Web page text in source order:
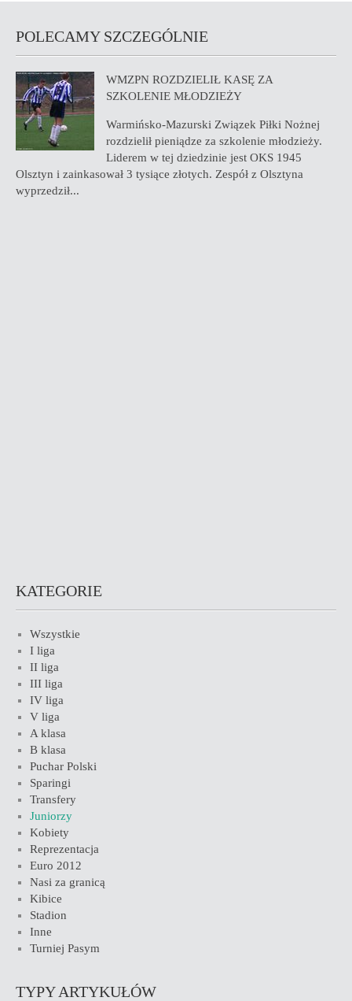
POLECAMY SZCZEGÓLNIE
WMZPN ROZDZIELIŁ KASĘ ZA
SZKOLENIE MŁODZIEŻY
Warmińsko-Mazurski Związek Piłki Nożnej
rozdzielił pieniądze za szkolenie młodzieży.
Liderem w tej dziedzinie jest OKS 1945
Olsztyn i zainkasował 3 tysiące złotych. Zespół z Olsztyna
wyprzedził...
KATEGORIE
Wszystkie
I liga
II liga
III liga
IV liga
V liga
A klasa
B klasa
Puchar Polski
Sparingi
Transfery
Juniorzy
Kobiety
Reprezentacja
Euro 2012
Nasi za granicą
Kibice
Stadion
Inne
Turniej Pasym
TYPY ARTYKUŁÓW